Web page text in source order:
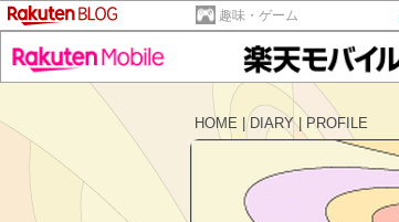
趣味・ゲーム
HOME |DIARY| PROFILE